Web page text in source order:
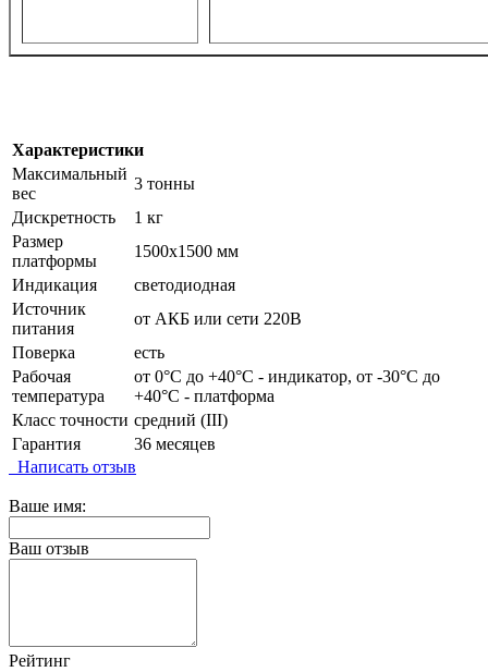
Характеристики
Максимальный
вес
3 тонны
Дискретность
1 кг
Размер
платформы
1500х1500 мм
Индикация
светодиодная
Источник
питания
от АКБ или сети 220В
Поверка
есть
Рабочая
температура
от 0°C до +40°C - индикатор, от -30°C до
+40°C - платформа
Класс точности средний (III)
Гарантия
36 месяцев
Написать отзыв
Ваше имя:
Ваш отзыв
Рейтинг